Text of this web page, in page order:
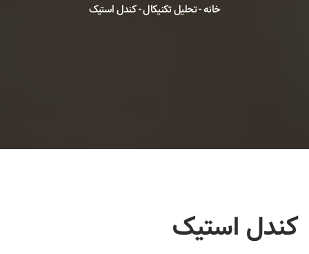
خانه-تحلیل تکنیکال-کندل استیک
کندل استیک